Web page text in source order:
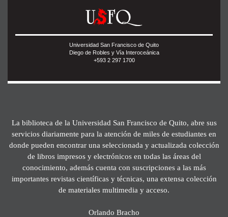
Universidad San Francisco de Quito
Diego de Robles y Vía Interoceánica
+593 2 297 1700
La biblioteca de la Universidad San Francisco de Quito, abre sus
servicios diariamente para la atención de miles de estudiantes en
donde pueden encontrar una seleccionada y actualizada colección
de libros impresos y electrónicos en todas las áreas del
conocimiento, además cuenta con suscripciones a las más
importantes revistas científicas y técnicas, una extensa colección
de materiales multimedia y acceso.
Orlando Bracho